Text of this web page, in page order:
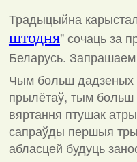
Традыцыйна
штодня"сочаць за
Беларусь.
Чым больш дадзеных
прылётаў, тым больш
вяртання птушак
сапраўды першыя тры
абласцей будуць